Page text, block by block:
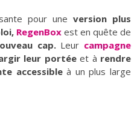
pour une version plus
RegenBox est en quête de
cap.Leur campagne
leur portéeet à rendre
accessibleà un plus large